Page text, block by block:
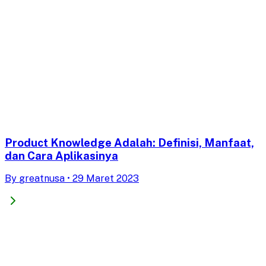
Product Knowledge Adalah: Definisi, Manfaat,
dan Cara Aplikasinya
By greatnusa • 29 Maret 2023